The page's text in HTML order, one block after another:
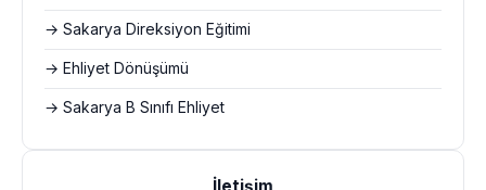
→ Sakarya Direksiyon Eğitimi
→ Ehliyet Dönüşümü
→ Sakarya B Sınıfı Ehliyet